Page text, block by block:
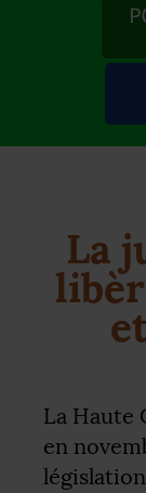
La
La Haute
en